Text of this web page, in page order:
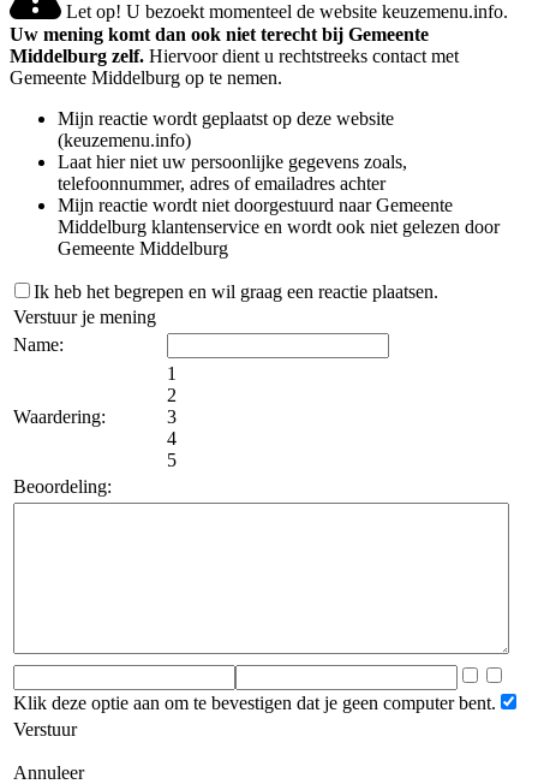
Let op! U bezoekt momenteel de website keuzemenu.info.
Uw mening komt dan ook niet terecht bij Gemeente
Middelburg zelf. Hiervoor dient u rechtstreeks contact met
Gemeente Middelburg op te nemen.
Mijn reactie wordt geplaatst op deze website
(keuzemenu.info)
Laat hier niet uw persoonlijke gegevens zoals,
telefoonnummer, adres of emailadres achter
Mijn reactie wordt niet doorgestuurd naar Gemeente
Middelburg klantenservice en wordt ook niet gelezen door
Gemeente Middelburg
Ik heb het begrepen en wil graag een reactie plaatsen.
Verstuur je mening
Name:
Waardering:
1
2
3
4
5
Beoordeling:
Klik deze optie aan om te bevestigen dat je geen computer bent.
Verstuur
Annuleer